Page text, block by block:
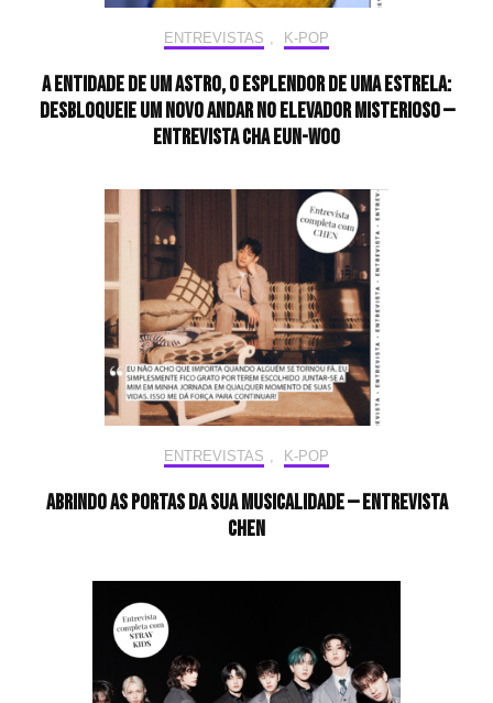
ENTREVISTAS , K-POP
A entidade de um astro, o esplendor de uma estrela:
desbloqueie um novo andar no elevador misterioso —
Entrevista CHA EUN-WOO
ENTREVISTAS , K-POP
Abrindo as portas da sua musicalidade — Entrevista
CHEN